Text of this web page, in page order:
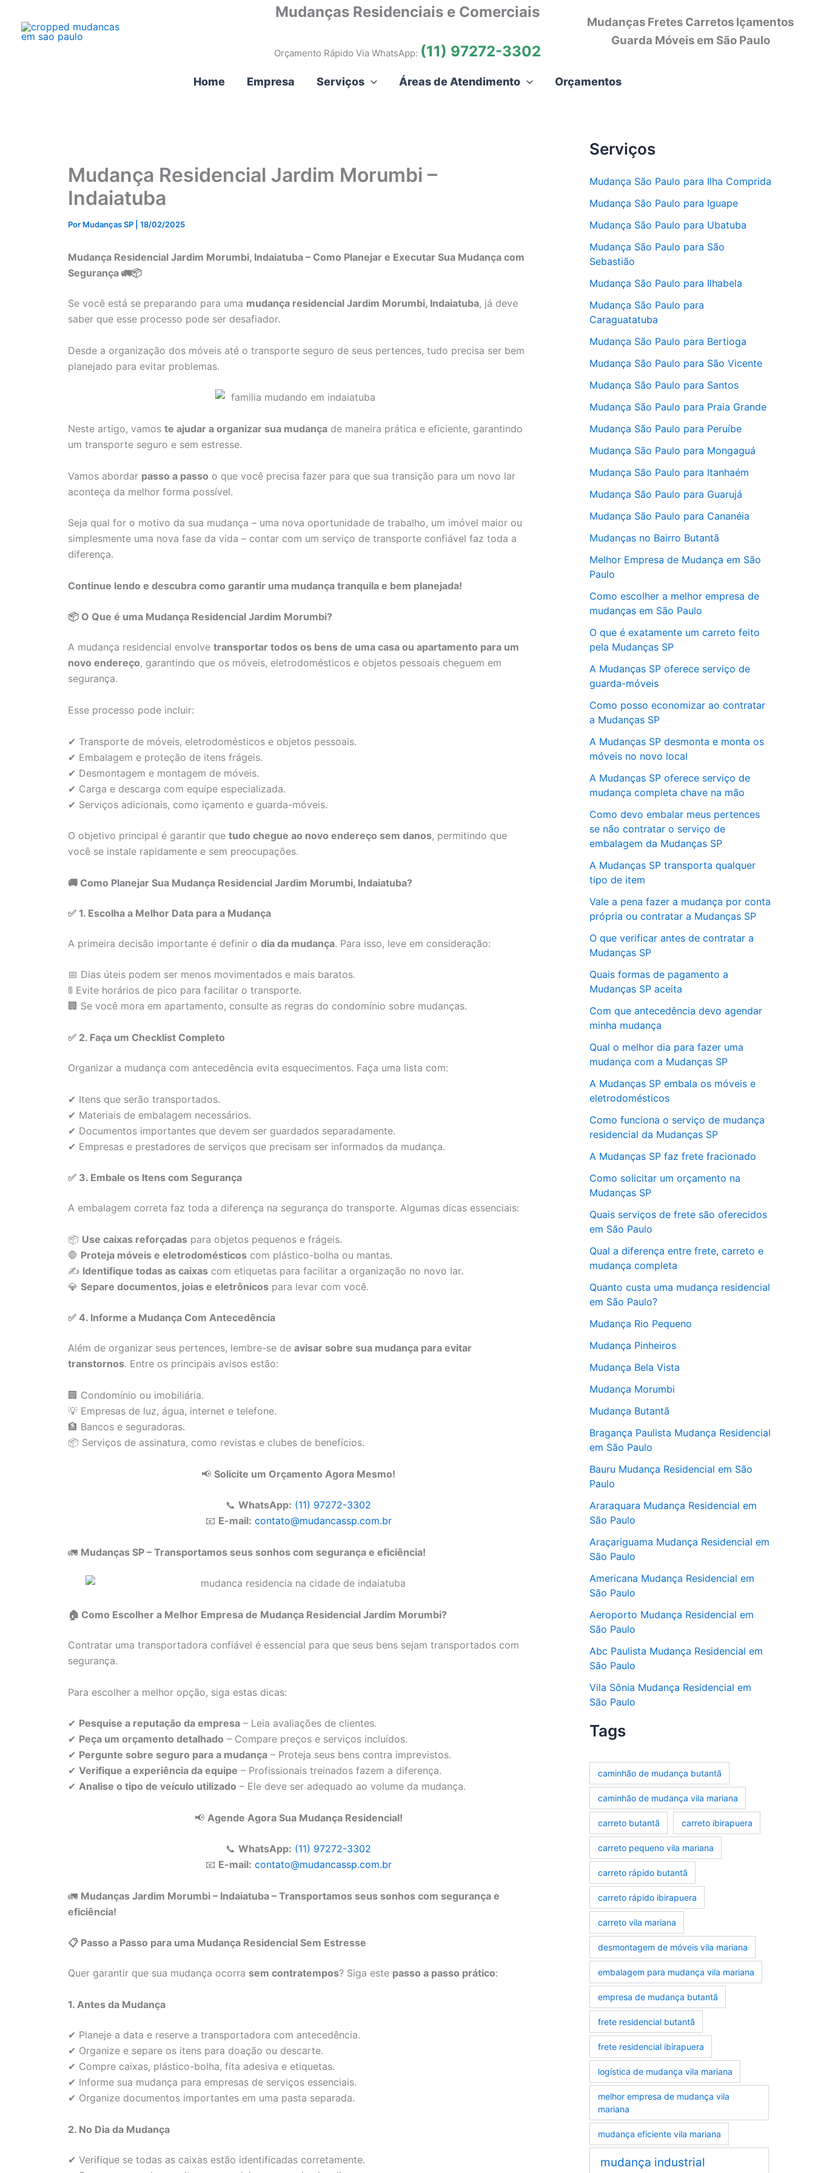
Mudanças Residenciais e Comerciais
Orçamento Rápido Via WhatsApp: (11) 97272-3302
Mudanças Fretes Carretos Içamentos
Guarda Móveis em São Paulo
Home Empresa Serviços Áreas de Atendimento Orçamentos
Mudança Residencial Jardim Morumbi –
Indaiatuba
Por Mudanças SP 18/02/2025
Mudança Residencial Jardim Morumbi, Indaiatuba – Como Planejar e Executar Sua Mudança com
Segurança 🚛📦
Se você está se preparando para uma mudança residencial Jardim Morumbi, Indaiatuba, já deve
saber que esse processo pode ser desafiador.
Desde a organização dos móveis até o transporte seguro de seus pertences, tudo precisa ser bem
planejado para evitar problemas.
Neste artigo, vamos te ajudar a organizar sua mudança de maneira prática e eficiente, garantindo
um transporte seguro e sem estresse.
Vamos abordar passo a passo o que você precisa fazer para que sua transição para um novo lar
aconteça da melhor forma possível.
Seja qual for o motivo da sua mudança – uma nova oportunidade de trabalho, um imóvel maior ou
simplesmente uma nova fase da vida – contar com um serviço de transporte confiável faz toda a
diferença.
Continue lendo e descubra como garantir uma mudança tranquila e bem planejada!
📦 O Que é uma Mudança Residencial Jardim Morumbi?
A mudança residencial envolve transportar todos os bens de uma casa ou apartamento para um
novo endereço, garantindo que os móveis, eletrodomésticos e objetos pessoais cheguem em
segurança.
Esse processo pode incluir:
✔ Transporte de móveis, eletrodomésticos e objetos pessoais.
✔ Embalagem e proteção de itens frágeis.
✔ Desmontagem e montagem de móveis.
✔ Carga e descarga com equipe especializada.
✔ Serviços adicionais, como içamento e guarda-móveis.
O objetivo principal é garantir que tudo chegue ao novo endereço sem danos, permitindo que
você se instale rapidamente e sem preocupações.
🚚 Como Planejar Sua Mudança Residencial Jardim Morumbi, Indaiatuba?
✅ 1. Escolha a Melhor Data para a Mudança
A primeira decisão importante é definir o dia da mudança. Para isso, leve em consideração:
📅 Dias úteis podem ser menos movimentados e mais baratos.
🚦 Evite horários de pico para facilitar o transporte.
🏢 Se você mora em apartamento, consulte as regras do condomínio sobre mudanças.
✅ 2. Faça um Checklist Completo
Organizar a mudança com antecedência evita esquecimentos. Faça uma lista com:
✔ Itens que serão transportados.
✔ Materiais de embalagem necessários.
✔ Documentos importantes que devem ser guardados separadamente.
✔ Empresas e prestadores de serviços que precisam ser informados da mudança.
✅ 3. Embale os Itens com Segurança
A embalagem correta faz toda a diferença na segurança do transporte. Algumas dicas essenciais:
📦 Use caixas reforçadas para objetos pequenos e frágeis.
🛑 Proteja móveis e eletrodomésticos com plástico-bolha ou mantas.
✍ Identifique todas as caixas com etiquetas para facilitar a organização no novo lar.
💎 Separe documentos, joias e eletrônicos para levar com você.
✅ 4. Informe a Mudança Com Antecedência
Além de organizar seus pertences, lembre-se de avisar sobre sua mudança para evitar
transtornos. Entre os principais avisos estão:
🏢 Condomínio ou imobiliária.
💡 Empresas de luz, água, internet e telefone.
🏦 Bancos e seguradoras.
📦 Serviços de assinatura, como revistas e clubes de benefícios.
📢 Solicite um Orçamento Agora Mesmo!
📞 WhatsApp: (11) 97272-3302
📧 E-mail: contato@mudancassp.com.br
🚛 Mudanças SP – Transportamos seus sonhos com segurança e eficiência!
🏠 Como Escolher a Melhor Empresa de Mudança Residencial Jardim Morumbi?
Contratar uma transportadora confiável é essencial para que seus bens sejam transportados com
segurança.
Para escolher a melhor opção, siga estas dicas:
✔ Pesquise a reputação da empresa – Leia avaliações de clientes.
✔ Peça um orçamento detalhado – Compare preços e serviços incluídos.
✔ Pergunte sobre seguro para a mudança – Proteja seus bens contra imprevistos.
✔ Verifique a experiência da equipe – Profissionais treinados fazem a diferença.
✔ Analise o tipo de veículo utilizado – Ele deve ser adequado ao volume da mudança.
📢 Agende Agora Sua Mudança Residencial!
📞 WhatsApp: (11) 97272-3302
📧 E-mail: contato@mudancassp.com.br
🚛 Mudanças Jardim Morumbi – Indaiatuba – Transportamos seus sonhos com segurança e
eficiência!
📋 Passo a Passo para uma Mudança Residencial Sem Estresse
Quer garantir que sua mudança ocorra sem contratempos? Siga este passo a passo prático:
1. Antes da Mudança
✔ Planeje a data e reserve a transportadora com antecedência.
✔ Organize e separe os itens para doação ou descarte.
✔ Compre caixas, plástico-bolha, fita adesiva e etiquetas.
✔ Informe sua mudança para empresas de serviços essenciais.
✔ Organize documentos importantes em uma pasta separada.
2. No Dia da Mudança
✔ Verifique se todas as caixas estão identificadas corretamente.
Serviços
Mudança São Paulo para Ilha Comprida
Mudança São Paulo para Iguape
Mudança São Paulo para Ubatuba
Mudança São Paulo para São
Sebastião
Mudança São Paulo para Ilhabela
Mudança São Paulo para
Caraguatatuba
Mudança São Paulo para Bertioga
Mudança São Paulo para São Vicente
Mudança São Paulo para Santos
Mudança São Paulo para Praia Grande
Mudança São Paulo para Peruíbe
Mudança São Paulo para Mongaguá
Mudança São Paulo para Itanhaém
Mudança São Paulo para Guarujá
Mudança São Paulo para Cananéia
Mudanças no Bairro Butantã
Melhor Empresa de Mudança em São
Paulo
Como escolher a melhor empresa de
mudanças em São Paulo
O que é exatamente um carreto feito
pela Mudanças SP
A Mudanças SP oferece serviço de
guarda-móveis
Como posso economizar ao contratar
a Mudanças SP
A Mudanças SP desmonta e monta os
móveis no novo local
A Mudanças SP oferece serviço de
mudança completa chave na mão
Como devo embalar meus pertences
se não contratar o serviço de
embalagem da Mudanças SP
A Mudanças SP transporta qualquer
tipo de item
Vale a pena fazer a mudança por conta
própria ou contratar a Mudanças SP
O que verificar antes de contratar a
Mudanças SP
Quais formas de pagamento a
Mudanças SP aceita
Com que antecedência devo agendar
minha mudança
Qual o melhor dia para fazer uma
mudança com a Mudanças SP
A Mudanças SP embala os móveis e
eletrodomésticos
Como funciona o serviço de mudança
residencial da Mudanças SP
A Mudanças SP faz frete fracionado
Como solicitar um orçamento na
Mudanças SP
Quais serviços de frete são oferecidos
em São Paulo
Qual a diferença entre frete, carreto e
mudança completa
Quanto custa uma mudança residencial
em São Paulo?
Mudança Rio Pequeno
Mudança Pinheiros
Mudança Bela Vista
Mudança Morumbi
Mudança Butantã
Bragança Paulista Mudança Residencial
em São Paulo
Bauru Mudança Residencial em São
Paulo
Araraquara Mudança Residencial em
São Paulo
Araçariguama Mudança Residencial em
São Paulo
Americana Mudança Residencial em
São Paulo
Aeroporto Mudança Residencial em
São Paulo
Abc Paulista Mudança Residencial em
São Paulo
Vila Sônia Mudança Residencial em
São Paulo
Tags
caminhão de mudança butantã
caminhão de mudança vila mariana
carreto butantã carreto ibirapuera
carreto pequeno vila mariana
carreto rápido butantã
carreto rápido ibirapuera
carreto vila mariana
desmontagem de móveis vila mariana
embalagem para mudança vila mariana
empresa de mudança butantã
frete residencial butantã
frete residencial ibirapuera
logística de mudança vila mariana
melhor empresa de mudança vila
mariana
mudança eficiente vila mariana
mudança industrial